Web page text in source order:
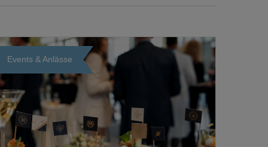
Events & Anlässe